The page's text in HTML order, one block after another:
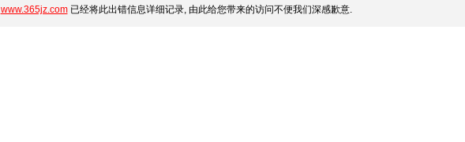
www.365jz.com已经将此出错信息详细记录, 由此给您带来的访问不便我们深感歉意.